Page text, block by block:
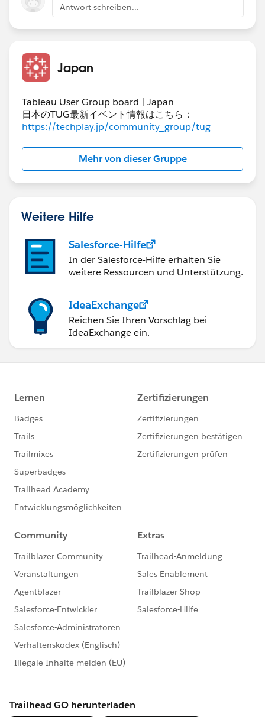
・左端の「クリーニング2」の時点。ピボットして値を
全て縦持ちにした状態
・その右上の「集計1」で四半期ごと、項目ごとに合計
する
・上段右端の「ピボット4」の時点。項目が縦持ちなの
で横持ちにピボットし、計算で単価を追加。
・合流する「結合1」のところで元の月単位の表に四半
期をキーにして結合
Antwort schreiben...
Japan
Tableau User Group board | Japan
日本のTUG最新イベント情報はこちら：
https://techplay.jp/community_group/tug
Mehr von dieser Gruppe
Weitere Hilfe
Salesforce-Hilfe
In der Salesforce-Hilfe erhalten Sie
weitere Ressourcen und Unterstützung.
IdeaExchange
Reichen Sie Ihren Vorschlag bei
IdeaExchange ein.